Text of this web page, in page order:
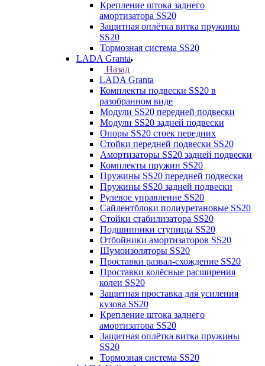
Крепление штока заднего
амортизатора SS20
Защитная оплётка витка пружины
SS20
Тормозная система SS20
LADA Granta
Назад
LADA Granta
Комплекты подвески SS20 в
разобранном виде
Модули SS20 передней подвески
Модули SS20 задней подвески
Опоры SS20 стоек передних
Стойки передней подвески SS20
Амортизаторы SS20 задней подвески
Комплекты пружин SS20
Пружины SS20 передней подвески
Пружины SS20 задней подвески
Рулевое управление SS20
Сайлентблоки полиуретановые SS20
Стойки стабилизатора SS20
Подшипники ступицы SS20
Отбойники амортизаторов SS20
Шумоизоляторы SS20
Проставки развал-схождение SS20
Проставки колёсные расширения
колеи SS20
Защитная проставка для усиления
кузова SS20
Крепление штока заднего
амортизатора SS20
Защитная оплётка витка пружины
SS20
Тормозная система SS20